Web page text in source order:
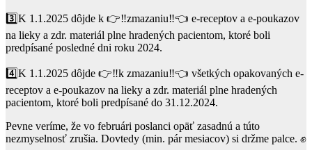
3️⃣K 1.1.2025 dôjde k 👉‼️zmazaniu‼️👈 e-receptov a e-poukazov
na lieky a zdr. materiál plne hradených pacientom, ktoré boli
predpísané posledné dni roku 2024.
4️⃣K 1.1.2025 dôjde 👉‼️k zmazaniu‼️👈 všetkých opakovaných e-
receptov a e-poukazov na lieky a zdr. materiál plne hradených
pacientom, ktoré boli predpísané do 31.12.2024.
Pevne veríme, že vo februári poslanci opäť zasadnú a túto
nezmyselnosť zrušia. Dovtedy (min. pár mesiacov) si držme palce. ✊